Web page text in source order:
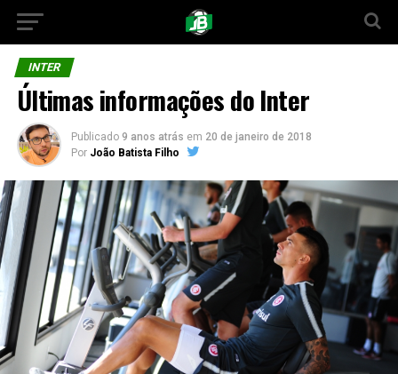
INTER
Últimas informações do Inter
Publicado 9 anos atrás em 20 de janeiro de 2018
Por João Batista Filho